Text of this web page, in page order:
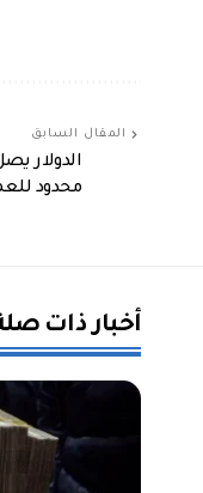
المقال السابق
محدود
أخبار ذات